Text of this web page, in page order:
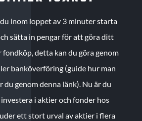
inom loppet av 3 minuter starta
sätta in pengar för att göra ditt
detta kan du göra genom
banköverföring (guide hur man
genom denna länk). Nu är du
i aktier och fonder hos
ett stort urval av aktier i flera